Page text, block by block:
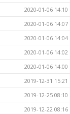
2020-01-06 14:10
2020-01-06 14:07
2020-01-06 14:04
2020-01-06 14:02
2020-01-06 14:00
2019-12-31 15:21
2019-12-25 08:10
2019-12-22 08:16